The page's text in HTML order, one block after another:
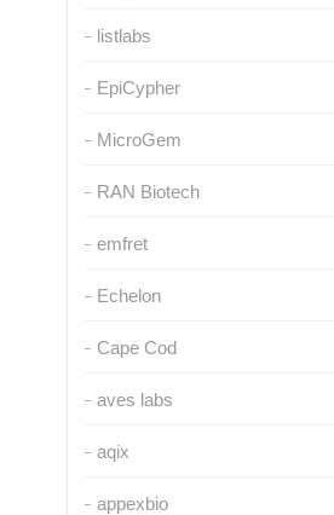
listlabs
EpiCypher
MicroGem
RAN Biotech
emfret
Echelon
Cape Cod
aves labs
aqix
appexbio